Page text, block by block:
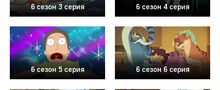
6 сезон 3 серия 6 сезон 4 серия
6 сезон 5 серия 6 сезон 6 серия